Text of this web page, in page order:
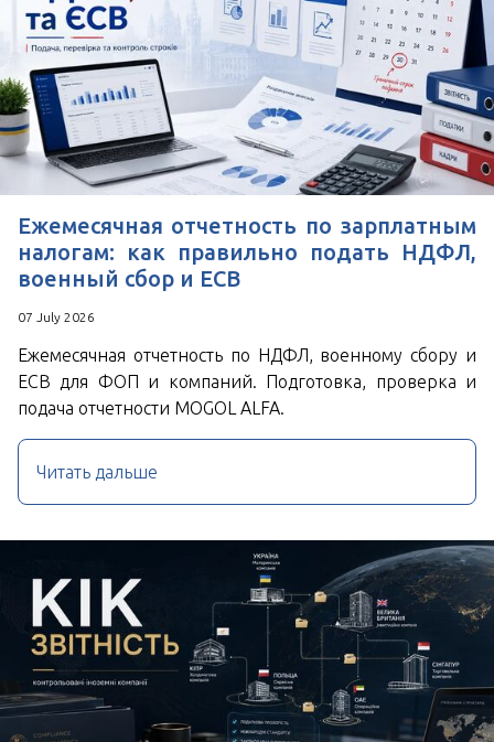
Ежемесячная отчетность по зарплатным
налогам: как правильно подать НДФЛ,
военный сбор и ЕСВ
07 July 2026
Ежемесячная отчетность по НДФЛ, военному сбору и
ЕСВ для ФОП и компаний. Подготовка, проверка и
подача отчетности MOGOL ALFA.
Читать дальше